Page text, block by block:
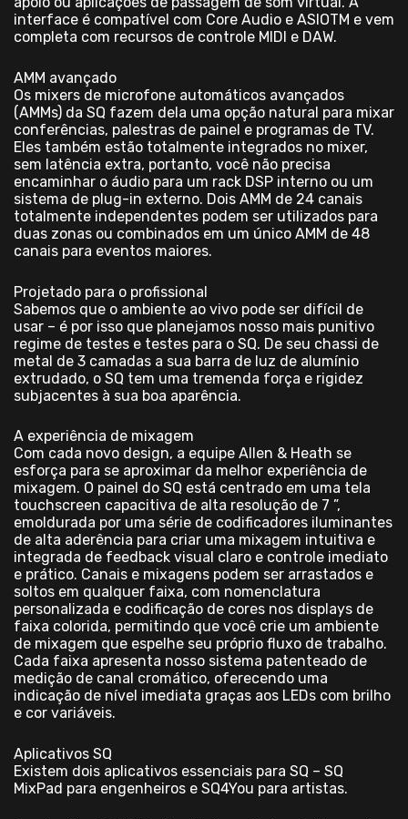
interface é compatível com Core Audio e ASIOTM e vem
completa com recursos de controle MIDI e DAW.
AMM avançado
Os mixers de microfone automáticos avançados
(AMMs) da SQ fazem dela uma opção natural para mixar
conferências, palestras de painel e programas de TV.
Eles também estão totalmente integrados no mixer,
sem latência extra, portanto, você não precisa
encaminhar o áudio para um rack DSP interno ou um
sistema de plug-in externo. Dois AMM de 24 canais
totalmente independentes podem ser utilizados para
duas zonas ou combinados em um único AMM de 48
canais para eventos maiores.
Projetado para o profissional
Sabemos que o ambiente ao vivo pode ser difícil de
usar – é por isso que planejamos nosso mais punitivo
regime de testes e testes para o SQ. De seu chassi de
metal de 3 camadas a sua barra de luz de alumínio
extrudado, o SQ tem uma tremenda força e rigidez
subjacentes à sua boa aparência.
A experiência de mixagem
Com cada novo design, a equipe Allen & Heath se
esforça para se aproximar da melhor experiência de
mixagem. O painel do SQ está centrado em uma tela
touchscreen capacitiva de alta resolução de 7 ”,
emoldurada por uma série de codificadores iluminantes
de alta aderência para criar uma mixagem intuitiva e
integrada de feedback visual claro e controle imediato
e prático. Canais e mixagens podem ser arrastados e
soltos em qualquer faixa, com nomenclatura
personalizada e codificação de cores nos displays de
faixa colorida, permitindo que você crie um ambiente
de mixagem que espelhe seu próprio fluxo de trabalho.
Cada faixa apresenta nosso sistema patenteado de
medição de canal cromático, oferecendo uma
indicação de nível imediata graças aos LEDs com brilho
e cor variáveis.
Aplicativos SQ
Existem dois aplicativos essenciais para SQ – SQ
MixPad para engenheiros e SQ4You para artistas.